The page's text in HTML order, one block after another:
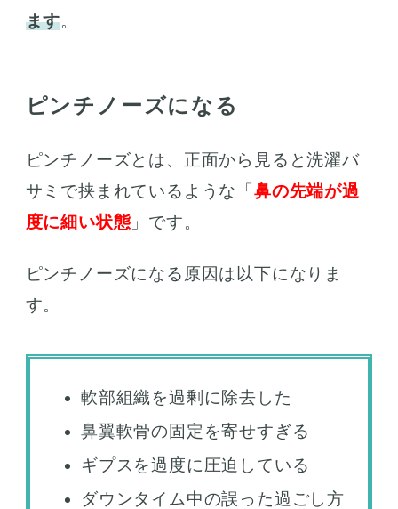
ます。
ピンチノーズになる
ピンチノーズとは、正面から見ると洗濯バ
サミで挟まれているような「鼻の先端が過
度に細い状態 」です。
ピンチノーズになる原因は以下になりま
す。
軟部組織を過剰に除去した
鼻翼軟骨の固定を寄せすぎる
ギプスを過度に圧迫している
ダウンタイム中の誤った過ごし方